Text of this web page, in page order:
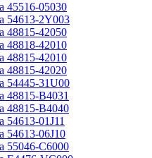
45516-05030
54613-2Y003
48815-42050
48818-42010
48815-42010
48815-42020
54445-31U00
48815-B4031
48815-B4040
54613-01J11
54613-06J10
55046-C6000